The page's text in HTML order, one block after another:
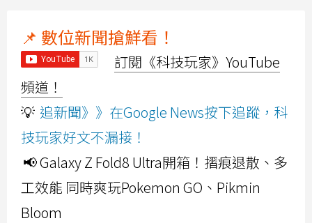
📌 數位新聞搶鮮看！
訂閱《科技玩家》YouTube
頻道！
💡 追新聞》》在Google News按下追蹤，科
技玩家好文不漏接！
📢 Galaxy Z Fold8 Ultra開箱！摺痕退散、多
工效能 同時爽玩Pokemon GO、Pikmin
Bloom